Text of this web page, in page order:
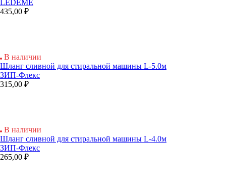
LEDEME
435,00 ₽
В наличии
Шланг сливной для стиральной машины L-5.0м
ЗИП-Флекс
315,00 ₽
В наличии
Шланг сливной для стиральной машины L-4.0м
ЗИП-Флекс
265,00 ₽